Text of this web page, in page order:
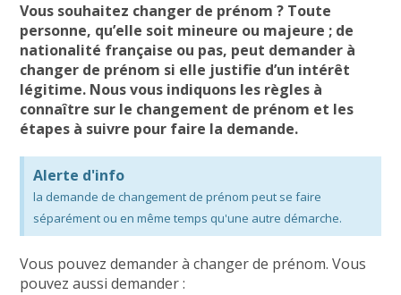
Vous souhaitez changer de prénom ? Toute
personne, qu’elle soit mineure ou majeure ; de
nationalité française ou pas, peut demander à
changer de prénom si elle justifie d’un intérêt
légitime. Nous vous indiquons les règles à
connaître sur le changement de prénom et les
étapes à suivre pour faire la demande.
Alerte d'info
la demande de changement de prénom peut se faire
séparément ou en même temps qu'une autre démarche.
Vous pouvez demander àchangerde prénom. Vous
pouvez aussi demander :